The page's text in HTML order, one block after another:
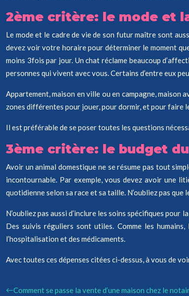
2ème critère: le mode et
Le mode et le cadre de vie de son futur maître sont
devez voir votre horaire pour déterminer le moment
moins 3fois par jour. Un chat réclame beaucoup
personnes qui vivent avec vous. Certains d’entre eux
Appartement, maison en ville ou en campagne, maison
zones différentes pour jouer, pour dormir, et pour faire
Il est préférable de se poser toutes les questions
3ème critère: le budget
Avoir un animal domestique ne se résume pas tout
incontournable. Par exemple, vous devez avoir une
quotidienne selon sa race et sa taille. N’oubliez pas
N’oubliez pas aussi d’inclure les soins spécifiques pour
Des suivis réguliers sont utiles. Comme les
l’hospitalisation et des médicaments.
Avec toutes ces dépenses citées ci-dessus, à vous de
Comment se passe la vente d’une maison chez le